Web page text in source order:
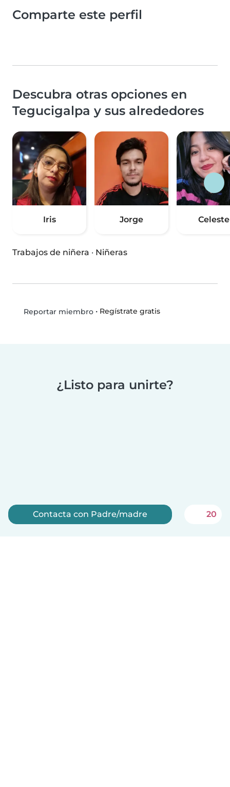
Comparte este perfil
Descubra otras opciones en
Tegucigalpa y sus alrededores
Iris Jorge Celeste
Trabajos de niñera · Niñeras
Reportar miembro• Regístrate gratis
¿Listo para unirte?
Contacta con Padre/madre 20